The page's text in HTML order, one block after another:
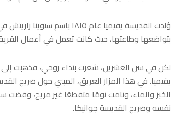
وُلدت القديسة يفيميا عام
بتواضعها وطاعتها، حيث كانت تعمل في أعمال القرية
لكن في سن العشرين، شعرت بنداء روحي، فذهبت إلى
يفيميا. في هذا المزار العريق، المبني حول ضريح
الخبز والماء، ونامت نومًا متقطعًا غير مريح، وقضت
نفسه وضريح القديسة جوانيكا.